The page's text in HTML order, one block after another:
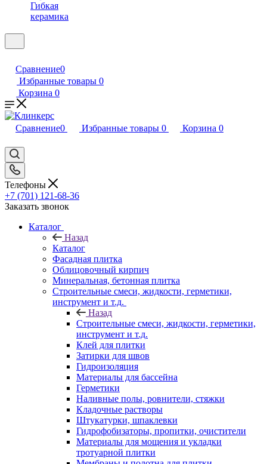
Гибкая
керамика
Сравнение0
Избранные товары 0
Корзина 0
Сравнение0 Избранные товары 0 Корзина 0
Телефоны
+7 (701) 121-68-36
Заказать звонок
Каталог
Назад
Каталог
Фасадная плитка
Облицовочный кирпич
Минеральная, бетонная плитка
Строительные смеси, жидкости, герметики,
инструмент и т.д.
Назад
Строительные смеси, жидкости, герметики,
инструмент и т.д.
Клей для плитки
Затирки для швов
Гидроизоляция
Материалы для бассейна
Герметики
Наливные полы, ровнители, стяжки
Кладочные растворы
Штукатурки, шпаклевки
Гидрофобизаторы, пропитки, очистители
Материалы для мощения и укладки
тротуарной плитки